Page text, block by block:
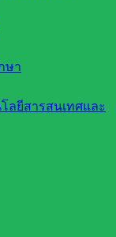
ษา
ลยีสารสนเทศและ
ยาศาสตร์
ปี 2566